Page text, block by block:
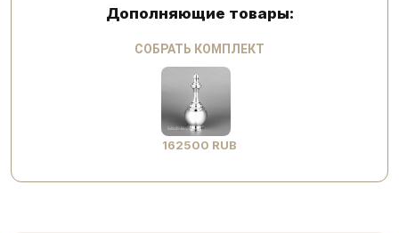
Дополняющие товары:
СОБРАТЬ КОМПЛЕКТ
162500 RUB